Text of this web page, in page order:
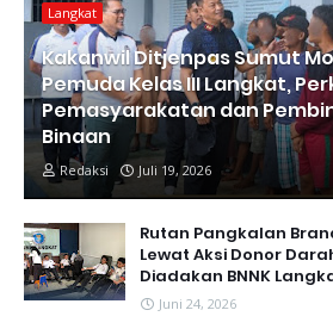
Langkat
Kakanwil Ditjenpas Sumut
Pemuda Kelas III Langkat,
Pemasyarakatan dan
Binaan
Redaksi Juli 19, 2026
Rutan Pangkalan
Lewat Aksi Donor
Diadakan BNNK
Juni 24, 2026